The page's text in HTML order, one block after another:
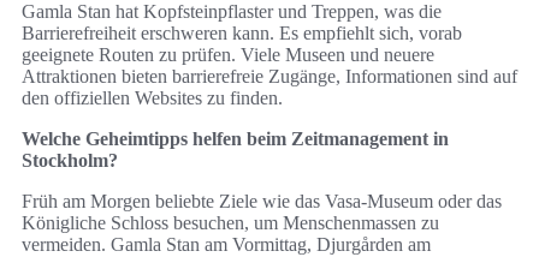
Gamla Stan hat Kopfsteinpflaster und Treppen, was die
Barrierefreiheit erschweren kann. Es empfiehlt sich, vorab
geeignete Routen zu prüfen. Viele Museen und neuere
Attraktionen bieten barrierefreie Zugänge, Informationen sind auf
den offiziellen Websites zu finden.
Welche Geheimtipps helfen beim Zeitmanagement in
Stockholm?
Früh am Morgen beliebte Ziele wie das Vasa-Museum oder das
Königliche Schloss besuchen, um Menschenmassen zu
vermeiden. Gamla Stan am Vormittag, Djurgården am